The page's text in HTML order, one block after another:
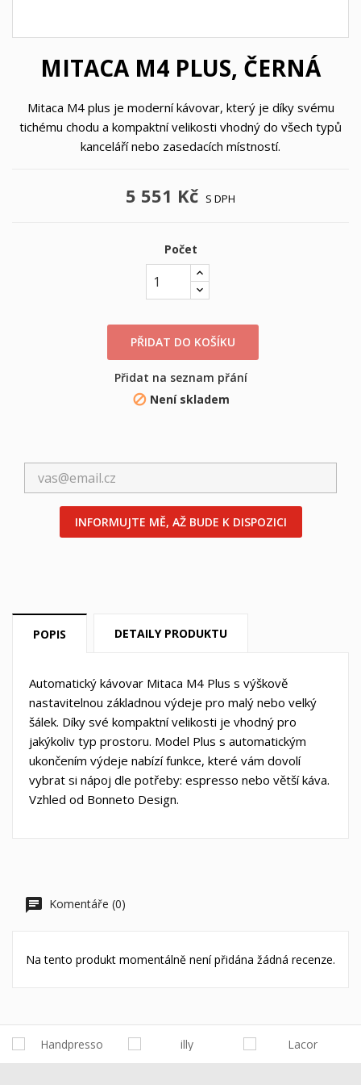
MITACA M4 PLUS, ČERNÁ
Mitaca M4 plus je moderní kávovar, který je díky svému
tichému chodu a kompaktní velikosti vhodný do všech typů
kanceláří nebo zasedacích místností.
5 551 Kč S DPH
Počet
PŘIDAT DO KOŠÍKU
Přidat na seznam přání
 Není skladem
INFORMUJTE MĚ, AŽ BUDE K DISPOZICI
POPIS DETAILY PRODUKTU
Automatický kávovar Mitaca M4 Plus s výškově
nastavitelnou základnou výdeje pro malý nebo velký
šálek. Díky své kompaktní velikosti je vhodný pro
jakýkoliv typ prostoru. Model Plus s automatickým
ukončením výdeje nabízí funkce, které vám dovolí
vybrat si nápoj dle potřeby: espresso nebo větší káva.
Vzhled od Bonneto Design.
Komentáře (0)
Na tento produkt momentálně není přidána žádná recenze.
((label))
Musíte být přihlášen, abyste si mohli výrobky uložit do
svého seznamu přání.
((cancelText)) ((loginText))